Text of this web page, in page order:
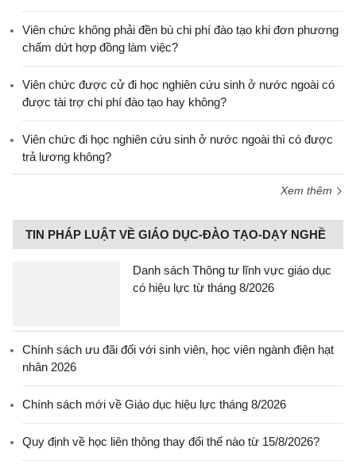
Viên chức không phải đền bù chi phí đào tạo khi đơn phương
chấm dứt hợp đồng làm việc?
Viên chức được cử đi học nghiên cứu sinh ở nước ngoài có
được tài trợ chi phí đào tạo hay không?
Viên chức đi học nghiên cứu sinh ở nước ngoài thì có được
trả lương không?
Xem thêm
TIN PHÁP LUẬT VỀ GIÁO DỤC-ĐÀO TẠO-DẠY NGHỀ
Danh sách Thông tư lĩnh vực giáo dục
có hiệu lực từ tháng 8/2026
Chính sách ưu đãi đối với sinh viên, học viên ngành điện hạt
nhân 2026
Chính sách mới về Giáo dục hiệu lực tháng 8/2026
Quy định về học liên thông thay đổi thế nào từ 15/8/2026?